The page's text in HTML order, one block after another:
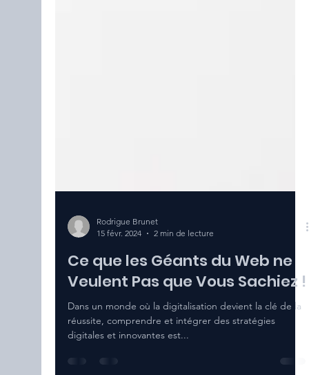
Rodrigue Brunet
15 févr. 2024
2 min de lecture
Ce que les Géants du Web ne
Veulent Pas que Vous Sachiez !